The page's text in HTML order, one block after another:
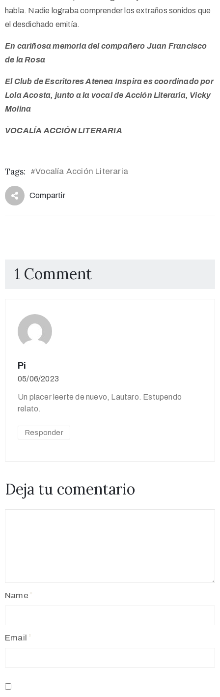
habla. Nadie lograba comprender los extraños sonidos que
el desdichado emitía.
En cariñosa memoria del compañero Juan Francisco
de la Rosa
El Club de Escritores Atenea Inspira es coordinado por
Lola Acosta, junto a la vocal de Acción Literaria, Vicky
Molina
VOCALÍA ACCIÓN LITERARIA
Tags: #Vocalía Acción Literaria
Compartir
1 Comment
Pi
05/06/2023
Un placer leerte de nuevo, Lautaro. Estupendo
relato.
Responder
Deja tu comentario
Name
Email